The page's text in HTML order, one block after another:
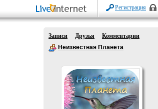
Регистрация
Записи Друзья
Комментарии
Неизвестная Планета